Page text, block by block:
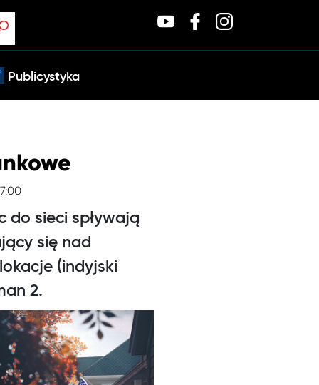
Publicystyka
do sieci spływają
się nad
(indyjski
2.